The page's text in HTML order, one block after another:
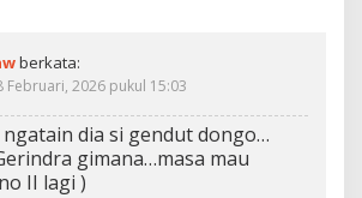
berkata:
Februari, 2026 pukul 15:03
ngatain dia si gendut dongo…
gimana…masa mau
II lagi )